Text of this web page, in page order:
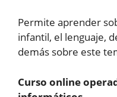
Permite aprender
infantil, el lenguaje,
demás sobre este
Curso online